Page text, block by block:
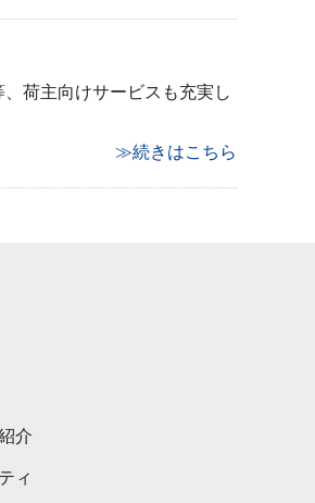
荷主向けサービスも充実し
≫続きはこちら
介
ィ